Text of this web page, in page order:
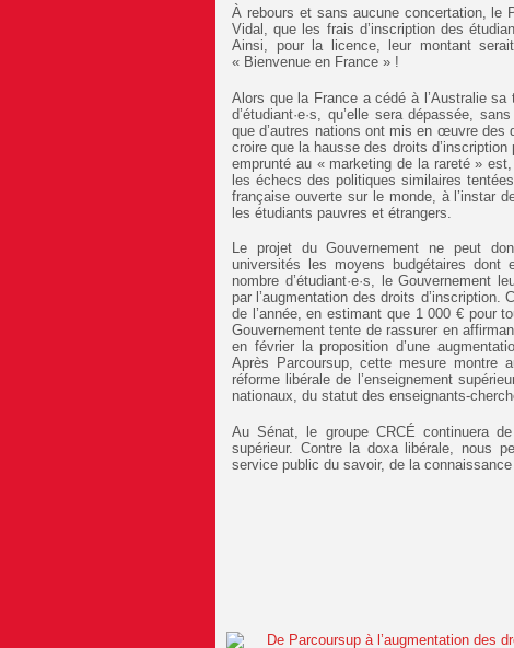
À rebours et sans aucune concertation, le
Vidal, que les frais d’inscription des
Ainsi, pour la licence, leur montant
« Bienvenue en France » !
Alors que la France a cédé à l’Australie
d’étudiant·e·s, qu’elle sera dépassée,
que d’autres nations ont mis en œuvre des
croire que la hausse des droits
emprunté au « marketing de la rareté »
les échecs des politiques similaires
française ouverte sur le monde, à l’instar
les étudiants pauvres et étrangers.
Le projet du Gouvernement ne peut
universités les moyens budgétaires dont
nombre d’étudiant·e·s, le Gouvernement
par l’augmentation des droits
de l’année, en estimant que 1 000 € pour
Gouvernement tente de rassurer en
en février la proposition d’une
Après Parcoursup, cette mesure montre
réforme libérale de l’enseignement
nationaux, du statut des enseignants-
Au Sénat, le groupe CRCÉ continuera de
supérieur. Contre la doxa libérale, nous
service public du savoir, de la connaissance